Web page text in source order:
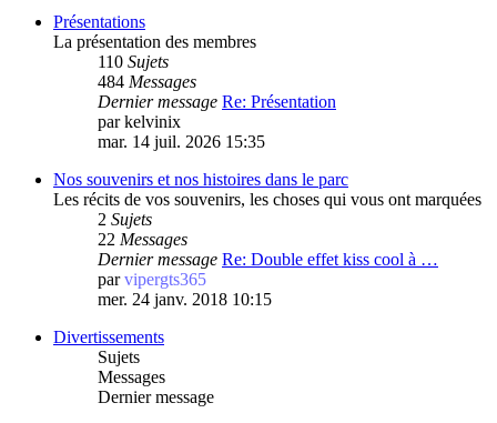
Présentations
La présentation des membres
110 Sujets
484 Messages
Dernier message Re: Présentation
parkelvinix
mar. 14 juil. 2026 15:35
Nos souvenirs et nos histoires dans le parc
Les récits de vos souvenirs, les choses qui vous ont marquées
2 Sujets
22 Messages
Dernier message Re: Double effet kiss cool à …
parvipergts365
mer. 24 janv. 2018 10:15
Divertissements
Sujets
Messages
Dernier message